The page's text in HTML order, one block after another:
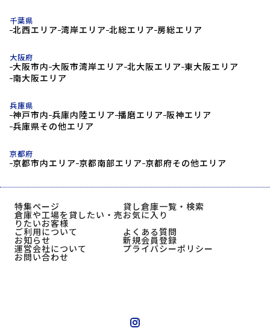
千葉県
北西エリア 湾岸エリア 北総エリア 房総エリア
大阪府
大阪市内 大阪市湾岸エリア 北大阪エリア 東大阪エリア
南大阪エリア
兵庫県
神戸市内 兵庫内陸エリア 播磨エリア 阪神エリア
兵庫県その他エリア
京都府
京都市内エリア 京都南部エリア 京都府その他エリア
特集ページ 貸し倉庫一覧・検索
倉庫や工場を貸したい・売
りたいお客様
お気に入り
ご利用について
よくある質問
お知らせ 新規会員登録
運営会社について プライバシーポリシー
お問い合わせ